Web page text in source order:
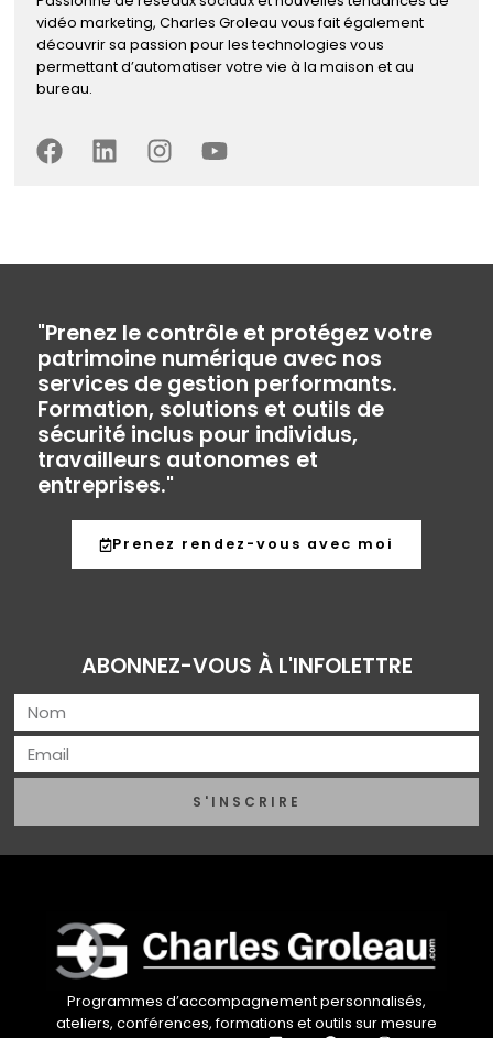
vidéo marketing, Charles Groleau vous fait également
découvrir sa passion pour les technologies vous
permettant d’automatiser votre vie à la maison et au
bureau.
"Prenez le contrôle et protégez votre
patrimoine numérique avec nos
services de gestion performants.
Formation, solutions et outils de
sécurité inclus pour individus,
travailleurs autonomes et
entreprises."
Prenez rendez-vous avec moi
ABONNEZ-VOUS À L'INFOLETTRE
S'INSCRIRE
Programmes d’accompagnement personnalisés,
ateliers, conférences, formations et outils sur mesure